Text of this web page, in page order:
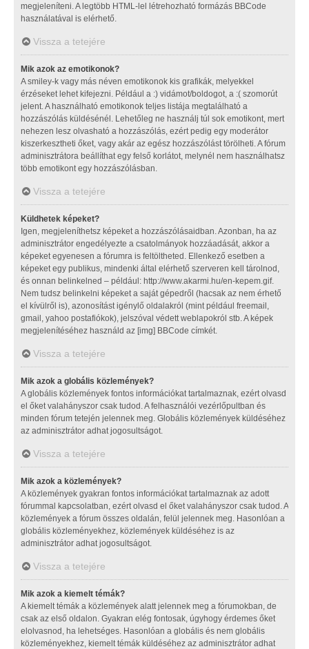
megjeleníteni. A legtöbb HTML-lel létrehozható formázás BBCode
használatával is elérhető.
Vissza a tetejére
Mik azok az emotikonok?
A smiley-k vagy más néven emotikonok kis grafikák, melyekkel
érzéseket lehet kifejezni. Például a :) vidámot/boldogot, a :( szomorút
jelent. A használható emotikonok teljes listája megtalálható a
hozzászólás küldésénél. Lehetőleg ne használj túl sok emotikont, mert
nehezen lesz olvasható a hozzászólás, ezért pedig egy moderátor
kiszerkesztheti őket, vagy akár az egész hozzászólást törölheti. A fórum
adminisztrátora beállíthat egy felső korlátot, melynél nem használhatsz
több emotikont egy hozzászólásban.
Vissza a tetejére
Küldhetek képeket?
Igen, megjeleníthetsz képeket a hozzászólásaidban. Azonban, ha az
adminisztrátor engedélyezte a csatolmányok hozzáadását, akkor a
képeket egyenesen a fórumra is feltöltheted. Ellenkező esetben a
képeket egy publikus, mindenki által elérhető szerveren kell tárolnod,
és onnan belinkelned – például: http://www.akarmi.hu/en-kepem.gif.
Nem tudsz belinkelni képeket a saját gépedről (hacsak az nem érhető
el kívülről is), azonosítást igénylő oldalakról (mint például freemail,
gmail, yahoo postafiókok), jelszóval védett weblapokról stb. A képek
megjelenítéséhez használd az [img] BBCode címkét.
Vissza a tetejére
Mik azok a globális közlemények?
A globális közlemények fontos információkat tartalmaznak, ezért olvasd
el őket valahányszor csak tudod. A felhasználói vezérlőpultban és
minden fórum tetején jelennek meg. Globális közlemények küldéséhez
az adminisztrátor adhat jogosultságot.
Vissza a tetejére
Mik azok a közlemények?
A közlemények gyakran fontos információkat tartalmaznak az adott
fórummal kapcsolatban, ezért olvasd el őket valahányszor csak tudod. A
közlemények a fórum összes oldalán, felül jelennek meg. Hasonlóan a
globális közleményekhez, közlemények küldéséhez is az
adminisztrátor adhat jogosultságot.
Vissza a tetejére
Mik azok a kiemelt témák?
A kiemelt témák a közlemények alatt jelennek meg a fórumokban, de
csak az első oldalon. Gyakran elég fontosak, úgyhogy érdemes őket
elolvasnod, ha lehetséges. Hasonlóan a globális és nem globális
közleményekhez, kiemelt témák küldéséhez az adminisztrátor adhat